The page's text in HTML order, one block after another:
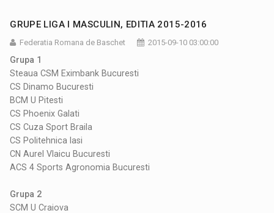
GRUPE LIGA I MASCULIN, EDITIA 2015-2016
Federatia Romana de Baschet 2015-09-10 03:00:00
Grupa 1
Steaua CSM Eximbank Bucuresti
CS Dinamo Bucuresti
BCM U Pitesti
CS Phoenix Galati
CS Cuza Sport Braila
CS Politehnica Iasi
CN Aurel Vlaicu Bucuresti
ACS 4 Sports Agronomia Bucuresti
Grupa 2
SCM U Craiova